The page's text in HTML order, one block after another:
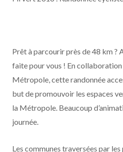
Prêt à parcourir près de 48 km ?
faite pour vous ! En collaboration
Métropole, cette randonnée
but de promouvoir les espaces
la Métropole. Beaucoup
journée.
Les communes traversées par